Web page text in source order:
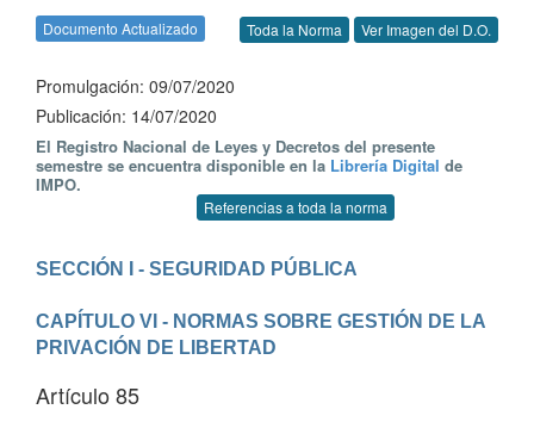
Documento Actualizado Toda la Norma Ver Imagen del D.O.
Promulgación: 09/07/2020
Publicación: 14/07/2020
El Registro Nacional de Leyes y Decretos del presente
semestre se encuentra disponible en la Librería Digital de
IMPO.
Referencias a toda la norma
CAPÍTULO VI - NORMAS SOBRE GESTIÓN DE LA
PRIVACIÓN DE LIBERTAD
Artículo 85